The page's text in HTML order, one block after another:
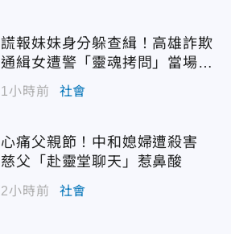
謊報妹妹身分躲查緝！高雄詐欺
通緝女遭警「靈魂拷問」當場認
栽
1小時前 社會
心痛父親節！中和媳婦遭殺害
慈父「赴靈堂聊天」惹鼻酸
2小時前 社會